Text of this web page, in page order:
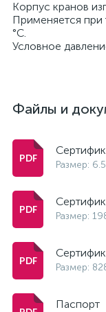
Корпус кранов
Применяется при
°С.
Условное
Файлы и
Размер:
Размер:
Размер:
Паспорт